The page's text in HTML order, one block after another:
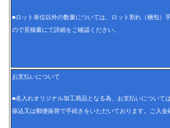
■ロット単位以外の数量については、ロット割れ（梱包）
ので見積書にて詳細をご確認ください。
お支払いについて
■名入れオリジナル加工商品となる為、お支払いについて
振込又は郵便振替で手続きをいただいております。ご入金